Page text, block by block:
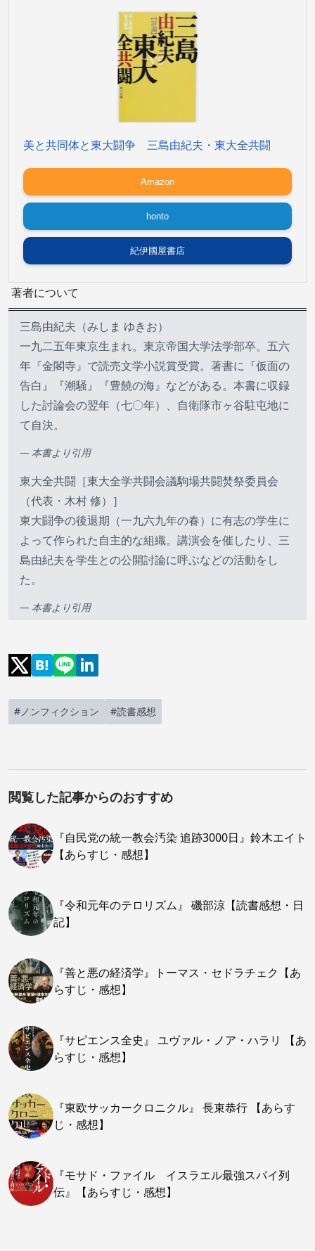
美と共同体と東大闘争 三島由紀夫・東大全共闘
Amazon
honto
紀伊國屋書店
著者について
三島由紀夫（みしま ゆきお）
一九二五年東京生まれ。東京帝国大学法学部卒。五六
年『金閣寺』で読売文学小説賞受賞。著書に『仮面の
告白』『潮騒』『豊饒の海』などがある。本書に収録
した討論会の翌年（七〇年）、自衛隊市ヶ谷駐屯地に
て自決。
— 本書より引用
東大全共闘［東大全学共闘会議駒場共闘焚祭委員会
（代表・木村 修）］
東大闘争の後退期（一九六九年の春）に有志の学生に
よって作られた自主的な組織。講演会を催したり、三
島由紀夫を学生との公開討論に呼ぶなどの活動をし
た。
— 本書より引用
#ノンフィクション #読書感想
閲覧した記事からのおすすめ
『自民党の統一教会汚染 追跡3000日』鈴木エイト
【あらすじ・感想】
『令和元年のテロリズム』 磯部涼【読書感想・日
記】
『善と悪の経済学』トーマス・セドラチェク【あ
らすじ・感想】
『サピエンス全史』 ユヴァル・ノア・ハラリ 【あ
らすじ・感想】
『東欧サッカークロニクル』 長束恭行 【あらす
じ・感想】
『モサド・ファイル イスラエル最強スパイ列
伝』【あらすじ・感想】